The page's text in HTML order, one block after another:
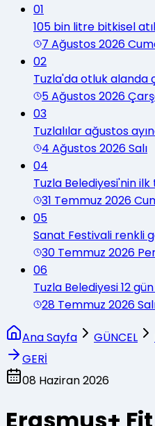
01
105 bin litre bitkisel
7 Ağustos 2026
02
Tuzla'da otluk alanda
5 Ağustos 2026
03
Tuzlalılar ağustos
4 Ağustos 2026 Salı
04
Tuzla Belediyesi'nin
31 Temmuz 2026
05
Sanat Festivali renkli
30 Temmuz 2026
06
Tuzla Belediyesi 12
28 Temmuz 2026
Ana Sayfa GÜNCEL
GERİ
08 Haziran 2026